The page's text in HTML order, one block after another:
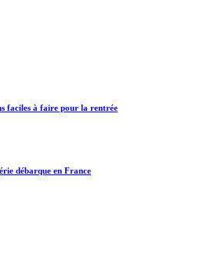
faciles à faire pour la rentrée
débarque en France